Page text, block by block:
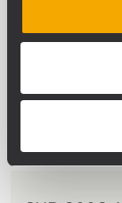
ZOLL-SUBWOOFER
Bis zu 137 dB
Linearer
2 x 18-Zoll-